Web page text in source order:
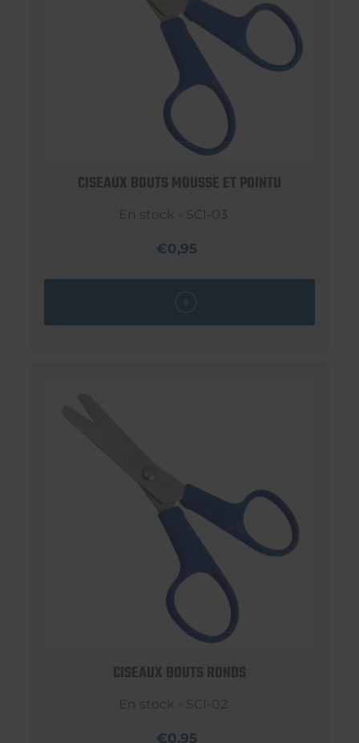
CISEAUX BOUTS MOUSSE ET POINTU
En stock - SCI-03
€0,95
CISEAUX BOUTS RONDS
En stock - SCI-02
€0,95